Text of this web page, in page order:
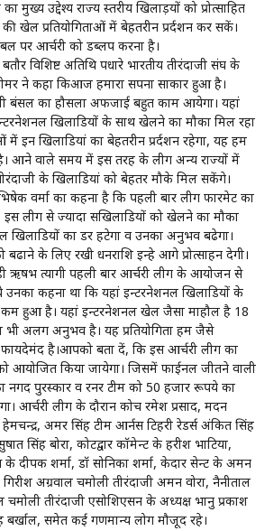
मुख्य उद्देश्य राज्य स्तरीय खिलाड़यों को प्रोत्साहित
खेल प्रतियोगिताओं में बेहतरीन प्रर्दशन कर सकें।
पर आर्चरी को डब्लप करना है।
विशिष्ट अतिथि पधारे भारतीय तीरंदाजी संघ के
तोमर ने कहा किआज हमारा सपना साकार हुआ है।
बंसल का हौसला अफजाई बहुत काम आयेगा। यहां
खिलाडियों के साथ खेलने का मौका मिल रहा
में इन खिलाडियां का बेहतरीन प्रर्दशन रहेगा, यह हम
आने वाले समय में इस तरह के लीग अन्य राज्यों में
के खिलाडियां को बेहतर मौके मिल सकेंगे।
वर्मा का कहना है कि पहली बार लीग फारमेट का
लीग से ज्यादा सखिलाडियों को खेलने का मौका
खिलाडियों का डर हटेगा व उनका अनुभव बढेगा।
के लिए रखी धनराशि इन्हे आगे प्रोत्साहन देगी।
ऋषभ त्यागी पहली बार आर्चरी लीग के आयोजन से
कहना था कि यहां इन्टरनेशनल खिलाडियों के
हुआ है। यहां इन्टरनेशनल खेल जैसा माहौल है 18
अलग अनुभव है। यह प्रतियोगिता हम जैसे
है।आपको बता दें, कि इस आर्चरी लीग का
आयोजित किया जायेगा। जिसमें फाईनल जीतने वाली
पुरस्कार व रनर टीम को 50 हजार रूपये का
आर्चरी लीग के दौरान कोच रमेश प्रसाद, मदन
अमर सिंह टीम आर्नस टिहरी रेडर्स अंकित सिंह
सिंह बोरा, कोटद्वार कॉमेन्ट के हरीश भाटिया,
के दीपक शर्मा, डॉ सोनिका शर्मा, केदार सेन्ट के अमन
अग्रवाल चमोली तीरंदाजी अमन वोरा, नैनीताल
चमोली तीरंदाजी एसोशिएसन के अध्यक्ष भानु प्रकाश
बर्खाल, समेत कई गणमान्य लोग मौजूद रहे।